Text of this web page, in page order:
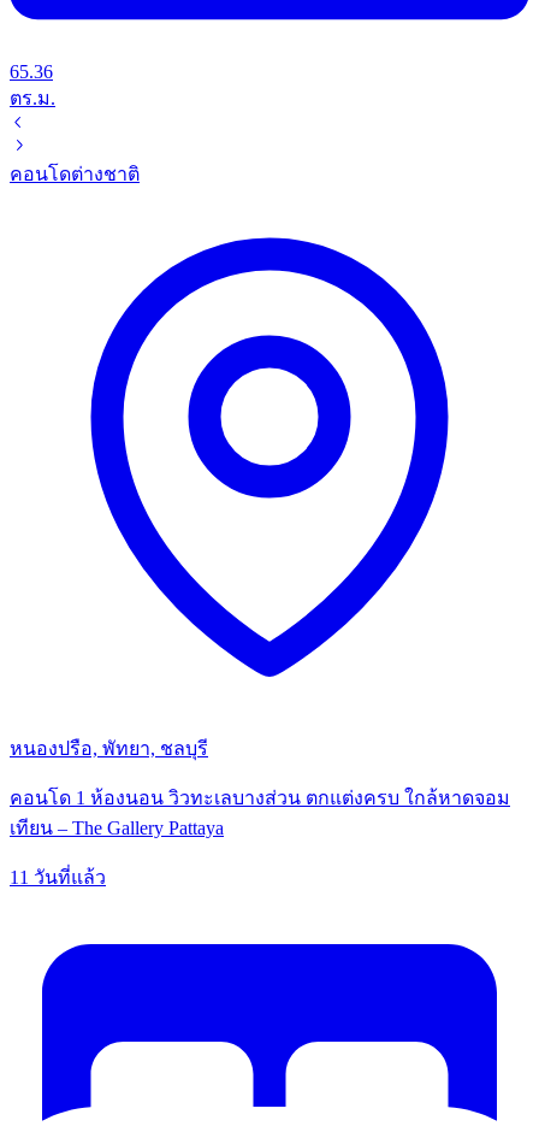
65.36
ตร.ม.
คอนโดต่างชาติ
หนองปรือ, พัทยา, ชลบุรี
คอนโด 1 ห้องนอน วิวทะเลบางส่วน ตกแต่งครบ ใกล้หาดจอม
เทียน – The Gallery Pattaya
11 วันที่แล้ว